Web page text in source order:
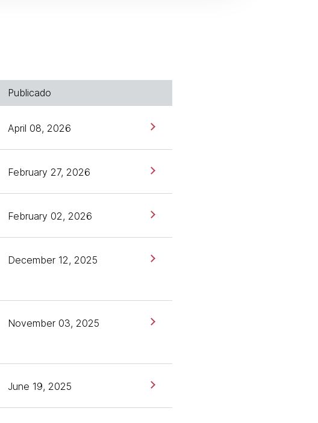
Publicado
April 08, 2026
February 27, 2026
February 02, 2026
December 12, 2025
November 03, 2025
June 19, 2025